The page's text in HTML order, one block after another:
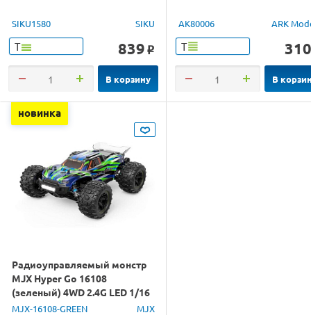
SIKU1580 SIKU
Т 839 o
В корзину
AK80006 ARK
Т 310
В
новинка
Радиоуправляемый монстр
MJX Hyper Go 16108
(зеленый) 4WD 2.4G LED 1/16
RTR
MJX-16108-GREEN MJX